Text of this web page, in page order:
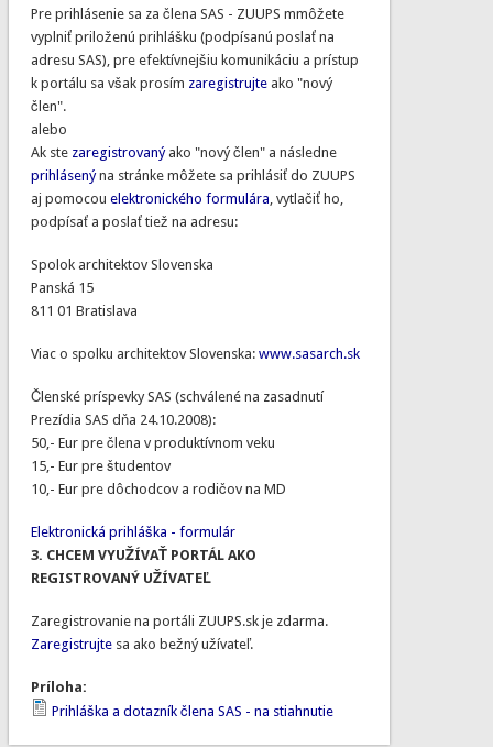
Pre prihlásenie sa za člena SAS - ZUUPS mmôžete
vyplniť priloženú prihlášku (podpísanú poslať na
adresu SAS), pre efektívnejšiu komunikáciu a prístup
k portálu sa však prosím zaregistrujteako "nový
člen".
alebo
Ak ste zaregistrovanýako "nový člen" a následne
prihlásenýna stránke môžete sa prihlásiť do ZUUPS
aj pomocou elektronického formulára , vytlačiť ho,
podpísať a poslať tiež na adresu:
Spolok architektov Slovenska
Panská 15
811 01 Bratislava
Viac o spolku architektov Slovenska: www.sasarch.sk
Členské príspevky SAS (schválené na zasadnutí
Prezídia SAS dňa 24.10.2008):
50,- Eur pre člena v produktívnom veku
15,- Eur pre študentov
10,- Eur pre dôchodcov a rodičov na MD
Elektronická prihláška - formulár
3. CHCEM VYUŽÍVAŤ PORTÁL AKO
REGISTROVANÝ UŽÍVATEĽ
Zaregistrovanie na portáli ZUUPS.sk je zdarma.
Zaregistrujtesa ako bežný užívateľ.
Príloha:
Prihláška a dotazník člena SAS - na stiahnutie